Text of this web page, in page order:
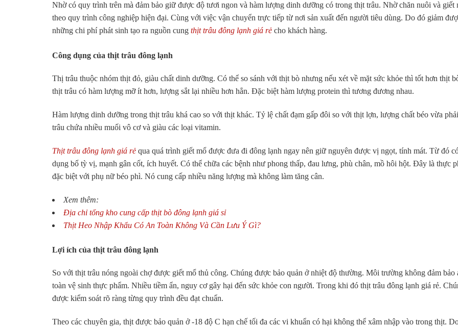
Nhờ có quy trình trên mà đảm bảo giữ được độ tươi ngon và hàm lượng dinh dưỡng có trong thịt trâu. Nhờ chăn nuôi và giết
theo quy trình công nghiệp hiện đại. Cùng với việc vận chuyển trực tiếp từ nơi sản xuất đến người tiêu dùng. Do đó giảm
những chi phí phát sinh tạo ra nguồn cung thịt trâu đông lạnh giá rẻ cho khách hàng.
Công dụng của thịt trâu đông lạnh
Thị trâu thuộc nhóm thịt đỏ, giàu chất dinh dưỡng. Có thể so sánh với thịt bò nhưng nếu xét về mặt sức khỏe thì tốt hơn thịt
thịt trâu có hàm lượng mỡ ít hơn, lượng sắt lại nhiều hơn hẳn. Đặc biệt hàm lượng protein thì tương đương nhau.
Hàm lượng dinh dưỡng trong thịt trâu khá cao so với thịt khác. Tỷ lệ chất đạm gấp đôi so với thịt lợn, lượng chất béo vừa
trâu chứa nhiều muối vô cơ và giàu các loại vitamin.
Thịt trâu đông lạnh giá rẻ qua quá trình giết mổ được đưa đi đông lạnh ngay nên giữ nguyên được vị ngọt, tính mát. Từ đó
dụng bổ tỳ vị, mạnh gân cốt, ích huyết. Có thể chữa các bệnh như phong thấp, đau lưng, phù chân, mồ hôi hột. Đây là thực
đặc biệt với phụ nữ béo phì. Nó cung cấp nhiều năng lượng mà không làm tăng cân.
Xem thêm:
Địa chỉ tổng kho cung cấp thịt bò đông lạnh giá sỉ
Thịt Heo Nhập Khẩu Có An Toàn Không Và Cần Lưu Ý Gì?
Lợi ích của thịt trâu đông lạnh
So với thịt trâu nóng ngoài chợ được giết mổ thủ công. Chúng được bảo quản ở nhiệt độ thường. Môi trường không đảm bảo
toàn vệ sinh thực phẩm. Nhiều tiềm ẩn, nguy cơ gây hại đến sức khỏe con người. Trong khi đó thịt trâu đông lạnh giá rẻ.
được kiểm soát rõ ràng từng quy trình đều đạt chuẩn.
Theo các chuyên gia, thịt được bảo quản ở -18 độ C hạn chế tối đa các vi khuẩn có hại không thể xâm nhập vào trong thịt.